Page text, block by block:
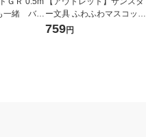
緒 バー
プペンシ
ー文具 ふわふわマスコット
ボールペン ちいかわ CS ハ
759円